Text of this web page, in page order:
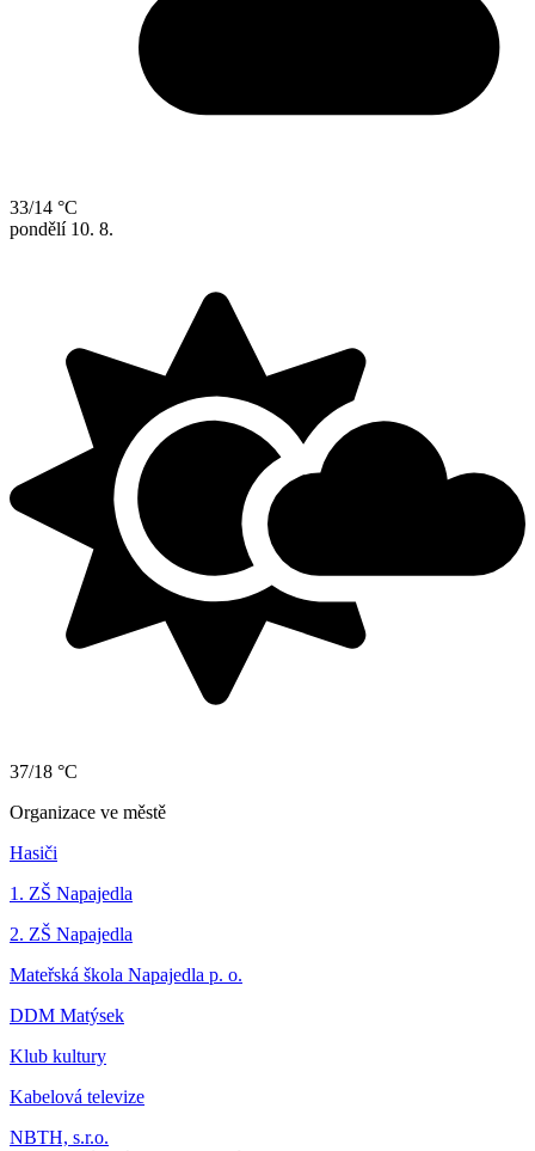
33/14 °C
pondělí 10. 8.
37/18 °C
Organizace ve městě
Hasiči
1. ZŠ Napajedla
2. ZŠ Napajedla
Mateřská škola Napajedla p. o.
DDM Matýsek
Klub kultury
Kabelová televize
NBTH, s.r.o.